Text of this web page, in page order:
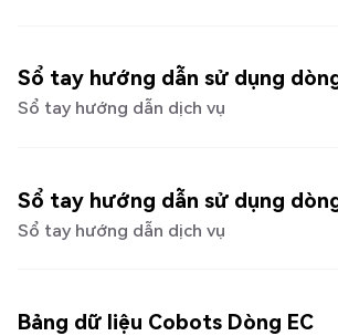
Sổ tay hướng dẫn sử dụng
Sổ tay hướng dẫn dịch vụ
Sổ tay hướng dẫn sử dụng
Sổ tay hướng dẫn dịch vụ
Bảng dữ liệu Cobots Dòng EC